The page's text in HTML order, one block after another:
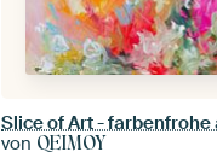
Slice of Art -
von QEIMOY